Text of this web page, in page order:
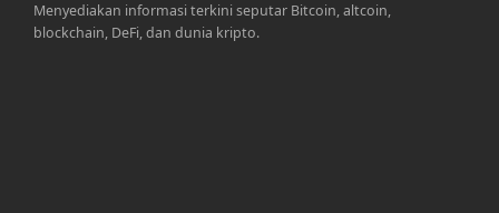
Menyediakan informasi terkini seputar Bitcoin, altcoin,
blockchain, DeFi, dan dunia kripto.